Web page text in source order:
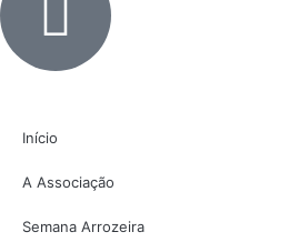
Início
A Associação
Semana Arrozeira